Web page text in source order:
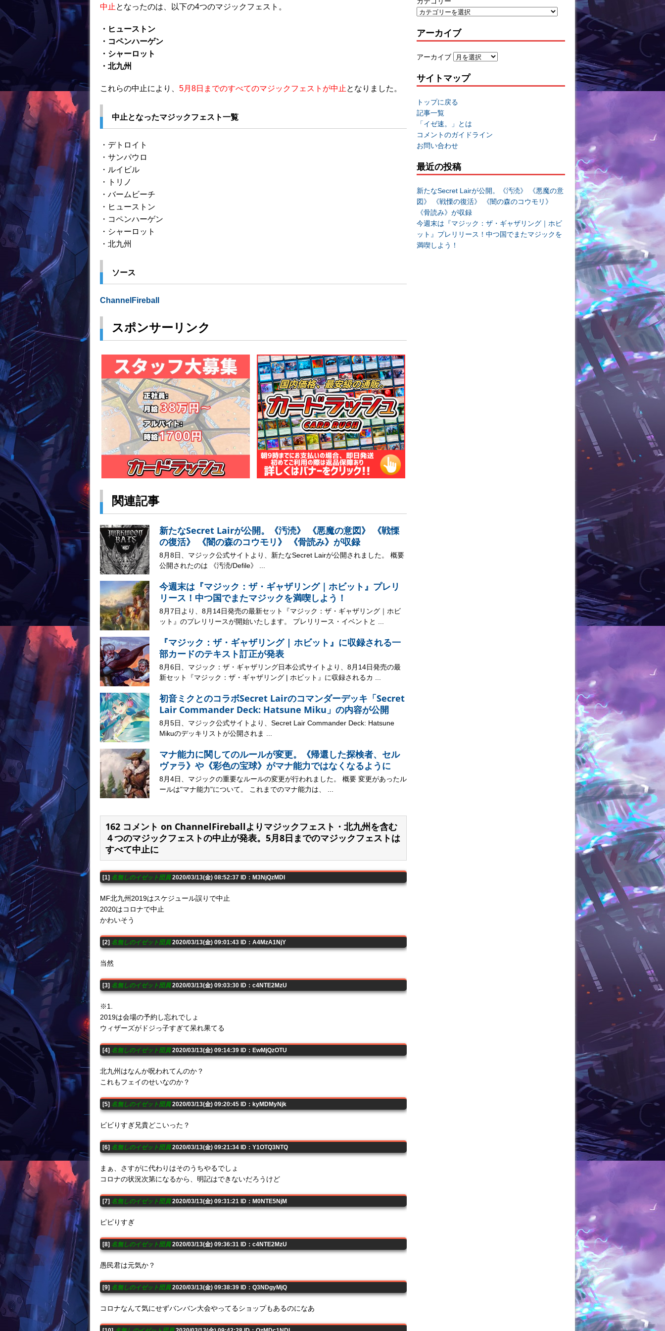
o
中止 となったのは、以下の4つのマジックフェスト。
・ヒューストン
・コペンハーゲン
・シャーロット
・北九州
これらの中止により、 5月8日までのすべてのマジックフェストが中止 となりました。
中止となったマジックフェスト一覧
・デトロイト
・サンパウロ
・ルイビル
・トリノ
・バームビーチ
・ヒューストン
・コペンハーゲン
・シャーロット
・北九州
ソース
ChannelFireball
スポンサーリンク
関連記事
新たなSecret Lairが公開。《汚涜》 《悪魔の意図》 《戦慄
の復活》 《闇の森のコウモリ》 《骨読み》が収録
8月8日、マジック公式サイトより、新たなSecret Lairが公開されました。 概要
公開されたのは 《汚涜/Defile》 ...
今週末は『マジック：ザ・ギャザリング｜ホビット』プレリ
リース！中つ国でまたマジックを満喫しよう！
8月7日より、8月14日発売の最新セット『マジック：ザ・ギャザリング｜ホビ
ット』のプレリリースが開始いたします。 プレリリース・イベントと ...
『マジック：ザ・ギャザリング | ホビット』に収録される一
部カードのテキスト訂正が発表
8月6日、マジック：ザ・ギャザリング日本公式サイトより、8月14日発売の最
新セット『マジック：ザ・ギャザリング | ホビット』に収録されるカ ...
初音ミクとのコラボSecret Lairのコマンダーデッキ「Secret
Lair Commander Deck: Hatsune Miku」の内容が公開
8月5日、マジック公式サイトより、Secret Lair Commander Deck: Hatsune
Mikuのデッキリストが公開されま ...
マナ能力に関してのルールが変更。《帰還した探検者、セル
ヴァラ》や《彩色の宝球》がマナ能力ではなくなるように
8月4日、マジックの重要なルールの変更が行われました。 概要 変更があったル
ールは"マナ能力"について。 これまでのマナ能力は、 ...
162 コメント on ChannelFireballよりマジックフェスト・北九州を含む
４つのマジックフェストの中止が発表。5月8日までのマジックフェストは
すべて中止に
[1] 名無しのイゼット団員2020/03/13(金) 08:52:37 ID：M3NjQzMDI
MF北九州2019はスケジュール誤りで中止
2020はコロナで中止
かわいそう
[2] 名無しのイゼット団員2020/03/13(金) 09:01:43 ID：A4MzA1NjY
当然
[3] 名無しのイゼット団員2020/03/13(金) 09:03:30 ID：c4NTE2MzU
※1.
2019は会場の予約し忘れでしょ
ウィザーズがドジっ子すぎて呆れ果てる
[4] 名無しのイゼット団員2020/03/13(金) 09:14:39 ID：EwMjQzOTU
北九州はなんか呪われてんのか？
これもフェイのせいなのか？
[5] 名無しのイゼット団員2020/03/13(金) 09:20:45 ID：kyMDMyNjk
ビビりすぎ兄貴どこいった？
[6] 名無しのイゼット団員2020/03/13(金) 09:21:34 ID：Y1OTQ3NTQ
まぁ、さすがに代わりはそのうちやるでしょ
コロナの状況次第になるから、明記はできないだろうけど
[7] 名無しのイゼット団員2020/03/13(金) 09:31:21 ID：M0NTE5NjM
ピピりすぎ
[8] 名無しのイゼット団員2020/03/13(金) 09:36:31 ID：c4NTE2MzU
愚民君は元気か？
[9] 名無しのイゼット団員2020/03/13(金) 09:38:39 ID：Q3NDgyMjQ
コロナなんて気にせずバンバン大会やってるショップもあるのになあ
アーカイブ
アーカイブ
サイトマップ
トップに戻る
記事一覧
「イゼ速。」とは
コメントのガイドライン
お問い合わせ
最近の投稿
新たなSecret Lairが公開。《汚涜》 《悪魔の意
図》 《戦慄の復活》 《闇の森のコウモリ》
《骨読み》が収録
今週末は『マジック：ザ・ギャザリング｜ホビ
ット』プレリリース！中つ国でまたマジックを
満喫しよう！